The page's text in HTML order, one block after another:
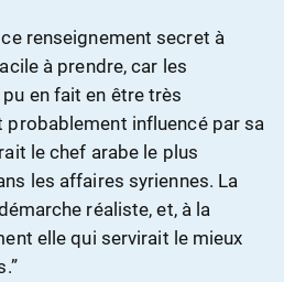
renseignement secret à
à prendre, car les
en fait en être très
probablement influencé par sa
le chef arabe le plus
les affaires syriennes. La
réaliste, et, à la
elle qui servirait le mieux